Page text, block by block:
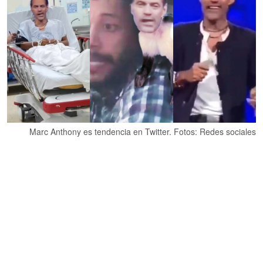
Marc Anthony es tendencia en Twitter. Fotos: Redes sociales